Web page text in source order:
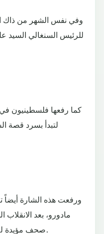
وفي نفس الشهر من ذاك
للرئيس السنغالي السيد
كما رفعها فلسطينيون في
لتبدأ بسرد قصة
ورفعت هذه الشارة أيضاً
مادورو، بعد
صحف مؤيدة له تصاميم وهو يرفع إشارة رابعة.